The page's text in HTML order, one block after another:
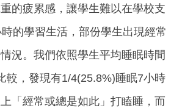
的疲累感，讓學生難以在學校支
的學習生活，部份學生出現經常
況。我們依照學生平均睡眠時間
較，發現有1/4(25.8%)睡眠7小時
「經常或總是如此」打瞌睡，而